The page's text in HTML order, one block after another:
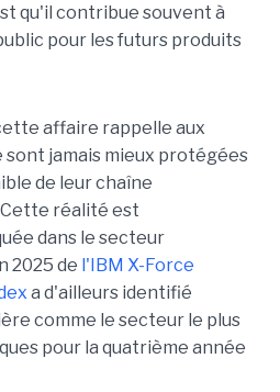
qu'il contribue souvent à
pour les futurs produits
affaire rappelle aux
jamais mieux protégées
de leur chaîne
réalité est
dans le secteur
2025 de l'IBM X-Force
a d'ailleurs identifié
comme le secteur le plus
pour la quatrième année